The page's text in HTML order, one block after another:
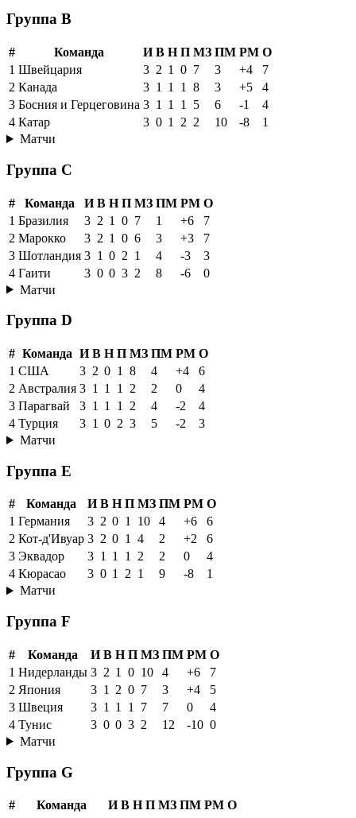
Группа B
# Команда И В Н П МЗ ПМ РМ О
1 Швейцария 3 2 1 0 7 3 +4
7
2 Канада 3 1 1 1 8 3 +5
4
3 Босния и Герцеговина 3 1 1 1 5 6 -1
4
4 Катар 3 0 1 2 2 10 -8
1
Матчи
Группа C
# Команда И В Н П МЗ ПМ РМ О
1 Бразилия 3 2 1 0 7 1 +6
7
2 Марокко 3 2 1 0 6 3 +3
7
3 Шотландия 3 1 0 2 1 4 -3
3
4 Гаити 3 0 0 3 2 8 -6
0
Матчи
Группа D
# Команда И В Н П МЗ ПМ РМ О
1 США 3 2 0 1 8 4 +4
6
2 Австралия 3 1 1 1 2 2 0
4
3 Парагвай 3 1 1 1 2 4 -2
4
4 Турция 3 1 0 2 3 5 -2
3
Матчи
Группа E
# Команда И В Н П МЗ ПМ РМ О
1 Германия 3 2 0 1 10 4 +6
6
2 Кот-д'Ивуар 3 2 0 1 4 2 +2
6
3 Эквадор 3 1 1 1 2 2 0
4
4 Кюрасао 3 0 1 2 1 9 -8
1
Матчи
Группа F
# Команда И В Н П МЗ ПМ РМ О
1 Нидерланды 3 2 1 0 10 4 +6
7
2 Япония 3 1 2 0 7 3 +4
5
3 Швеция 3 1 1 1 7 7 0
4
4 Тунис 3 0 0 3 2 12 -10 0
Матчи
Группа G
# Команда И В Н П МЗ ПМ РМ О